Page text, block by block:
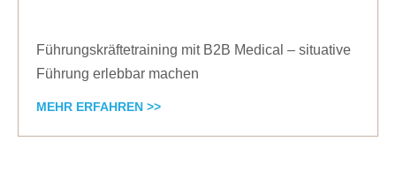
Führungskräftetraining mit B2B Medical – situative
Führung erlebbar machen
MEHR ERFAHREN >>